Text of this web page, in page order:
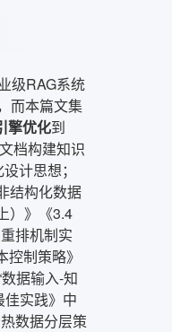
级RAG系统
而本篇文集
擎优化到
档构建知识
计思想；
结构化数据
）》《3.4
排机制实
制策略》
据输入-知
实践》中
数据分层策